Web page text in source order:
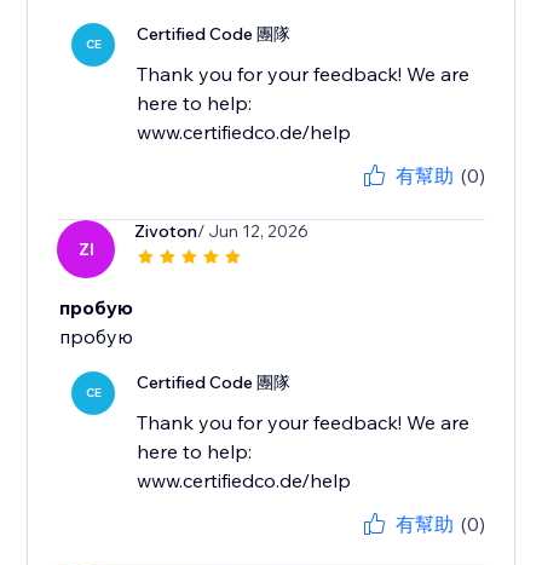
CE Certified Code 團隊
Thank you for your feedback! We are
here to help:
www.certifiedco.de/help
有幫助 (0)
ZI
Zivoton/ Jun 12, 2026
пробую
пробую
CE Certified Code 團隊
Thank you for your feedback! We are
here to help:
www.certifiedco.de/help
有幫助 (0)